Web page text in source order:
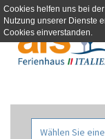
Cookies helfen uns bei
Nutzung unserer Dienste
Cookies einverstanden.
Wählen Sie